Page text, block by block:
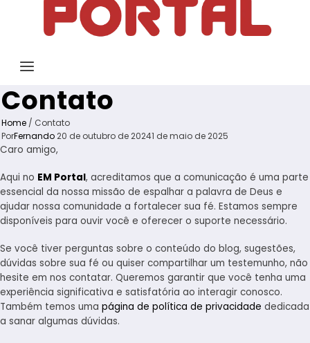
Contato
Home / Contato
PorFernando20 de outubro de 20241 de maio de 2025
Caro amigo,
Aqui no EM Portal, acreditamos que a comunicação é uma parte
essencial da nossa missão de espalhar a palavra de Deus e
ajudar nossa comunidade a fortalecer sua fé. Estamos sempre
disponíveis para ouvir você e oferecer o suporte necessário.
Se você tiver perguntas sobre o conteúdo do blog, sugestões,
dúvidas sobre sua fé ou quiser compartilhar um testemunho, não
hesite em nos contatar. Queremos garantir que você tenha uma
experiência significativa e satisfatória ao interagir conosco.
Também temos uma página de política de privacidade dedicada
a sanar algumas dúvidas.